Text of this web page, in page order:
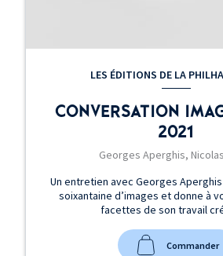
LES ÉDITIONS DE LA
CONVERSATION
2021
Georges Aperghis,
Un entretien avec Georges
soixantaine d’images et donne à
facettes de son travail
Commander